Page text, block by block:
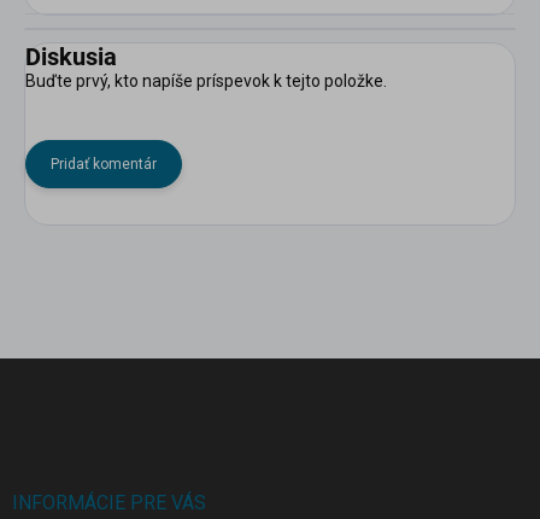
Diskusia
Buďte prvý, kto napíše príspevok k tejto položke.
Pridať komentár
INFORMÁCIE PRE VÁS